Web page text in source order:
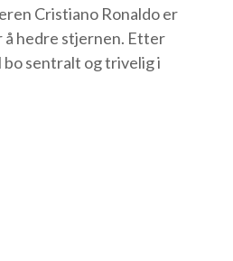
Cristiano Ronaldo er
å hedre stjernen. Etter
sentralt og trivelig i